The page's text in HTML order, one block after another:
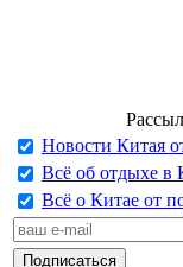
Новости Китая
Всё об отдыхе в
Всё о Китае от